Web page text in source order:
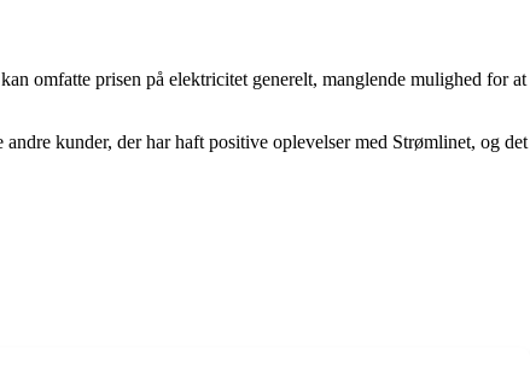
omfatte prisen på elektricitet generelt, manglende mulighed for at
kunder, der har haft positive oplevelser med Strømlinet, og det